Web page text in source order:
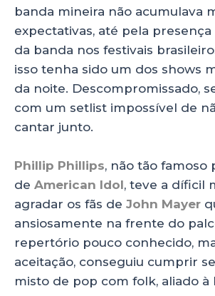
banda mineira não acumulava
expectativas, até pela
da banda nos festivais
isso tenha sido um dos shows
da noite. Descompromissado,
com um setlist impossível de
cantar junto.
Phillip Phillips, não tão famoso
de American Idol, teve a díficil
agradar os fãs de John Mayer
ansiosamente na frente do
repertório pouco conhecido,
aceitação, conseguiu cumprir
misto de pop com folk, aliado à